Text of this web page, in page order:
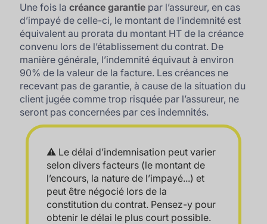
Une fois lacréance garantie par l’assureur, en cas
d’impayé de celle-ci, le montant de l’indemnité est
équivalent au prorata du montant HT de la créance
convenu lors de l’établissement du contrat. De
manière générale, l’indemnité équivaut à environ
90% de la valeur de la facture. Les créances ne
recevant pas de garantie, à cause de la situation du
client jugée comme trop risquée par l’assureur, ne
seront pas concernées par ces indemnités.
⚠️ Le délai d’indemnisation peut varier
selon divers facteurs (le montant de
l’encours, la nature de l’impayé...) et
peut être négocié lors de la
constitution du contrat. Pensez-y pour
obtenir le délai le plus court possible.